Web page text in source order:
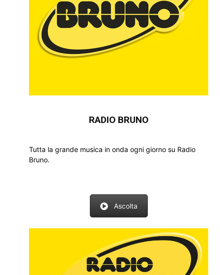
RADIO BRUNO
Tutta la grande musica in onda ogni giorno su Radio
Bruno.
Ascolta